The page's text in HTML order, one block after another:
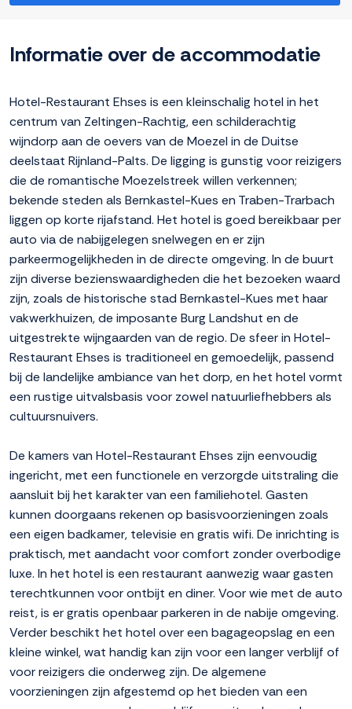
Informatie over de accommodatie
Hotel-Restaurant Ehses is een kleinschalig hotel in het
centrum van Zeltingen-Rachtig, een schilderachtig
wijndorp aan de oevers van de Moezel in de Duitse
deelstaat Rijnland-Palts. De ligging is gunstig voor reizigers
die de romantische Moezelstreek willen verkennen;
bekende steden als Bernkastel-Kues en Traben-Trarbach
liggen op korte rijafstand. Het hotel is goed bereikbaar per
auto via de nabijgelegen snelwegen en er zijn
parkeermogelijkheden in de directe omgeving. In de buurt
zijn diverse bezienswaardigheden die het bezoeken waard
zijn, zoals de historische stad Bernkastel-Kues met haar
vakwerkhuizen, de imposante Burg Landshut en de
uitgestrekte wijngaarden van de regio. De sfeer in Hotel-
Restaurant Ehses is traditioneel en gemoedelijk, passend
bij de landelijke ambiance van het dorp, en het hotel vormt
een rustige uitvalsbasis voor zowel natuurliefhebbers als
cultuursnuivers.
De kamers van Hotel-Restaurant Ehses zijn eenvoudig
ingericht, met een functionele en verzorgde uitstraling die
aansluit bij het karakter van een familiehotel. Gasten
kunnen doorgaans rekenen op basisvoorzieningen zoals
een eigen badkamer, televisie en gratis wifi. De inrichting is
praktisch, met aandacht voor comfort zonder overbodige
luxe. In het hotel is een restaurant aanwezig waar gasten
terechtkunnen voor ontbijt en diner. Voor wie met de auto
reist, is er gratis openbaar parkeren in de nabije omgeving.
Verder beschikt het hotel over een bagageopslag en een
kleine winkel, wat handig kan zijn voor een langer verblijf of
voor reizigers die onderweg zijn. De algemene
voorzieningen zijn afgestemd op het bieden van een